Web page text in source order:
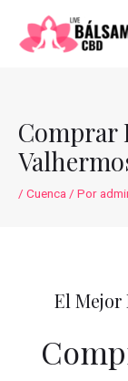
contenido
Comprar
/ Cuenca / Por
El Mejor